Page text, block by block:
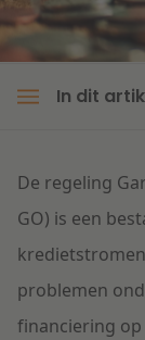
In dit
De regeling
GO) is een
problemen
financiering